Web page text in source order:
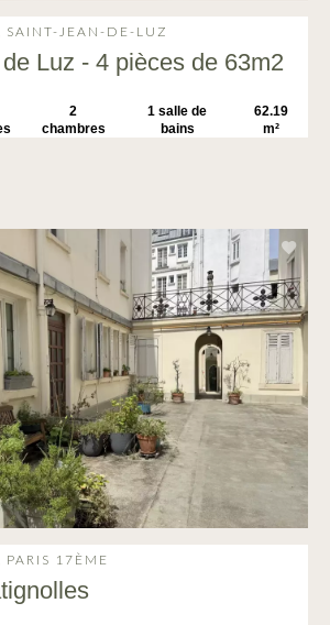
SAINT-JEAN-DE-LUZ
Luz - 4 pièces de 63m2
2
chambres
1 salle de
bains
62.19
m²
PARIS 17ÈME